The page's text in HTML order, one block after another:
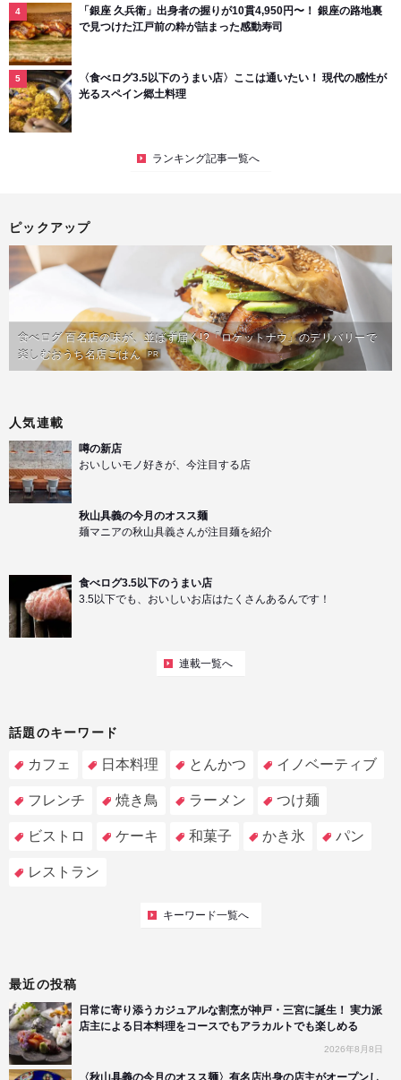
「銀座 久兵衛」出身者の握りが10貫4,950円〜！ 銀座の路地裏
で見つけた江戸前の粋が詰まった感動寿司
〈食べログ3.5以下のうまい店〉ここは通いたい！ 現代の感性が
光るスペイン郷土料理
ランキング記事一覧へ
ピックアップ
食べログ 百名店の味が、並ばず届く!?「ロケットナウ」のデリバリーで
楽しむおうち名店ごはん PR
人気連載
噂の新店
おいしいモノ好きが、今注目する店
秋山具義の今月のオスス麺
麺マニアの秋山具義さんが注目麺を紹介
食べログ3.5以下のうまい店
3.5以下でも、おいしいお店はたくさんあるんです！
連載一覧へ
話題のキーワード
カフェ 日本料理 とんかつ イノベーティブ
フレンチ 焼き鳥 ラーメン つけ麺
ビストロ ケーキ 和菓子 かき氷 パン
レストラン
キーワード一覧へ
最近の投稿
日常に寄り添うカジュアルな割烹が神戸・三宮に誕生！ 実力派
店主による日本料理をコースでもアラカルトでも楽しめる
2026年8月8日
〈秋山具義の今月のオスス麺〉有名店出身の店主がオープンし